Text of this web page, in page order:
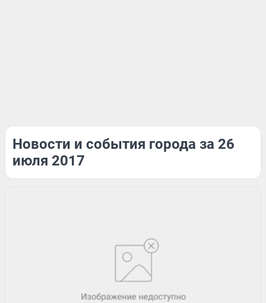
Новости и события города за 26
июля 2017